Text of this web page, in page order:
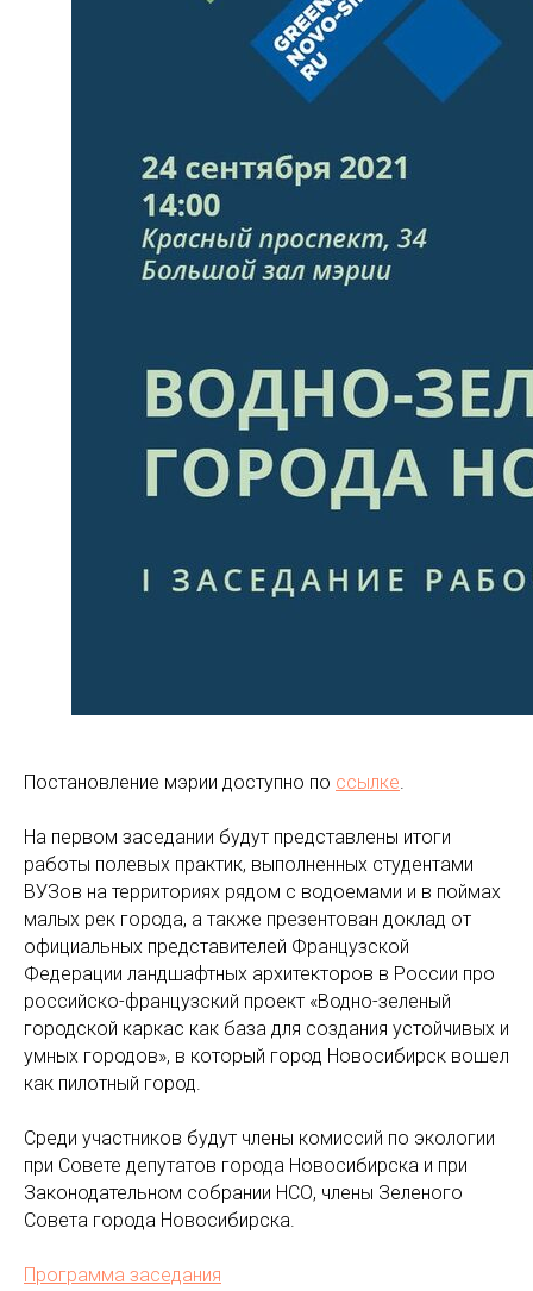
Постановление мэрии доступно по ссылке.
На первом заседании будут представлены итоги
работы полевых практик, выполненных студентами
ВУЗов на территориях рядом с водоемами и в поймах
малых рек города, а также презентован доклад от
официальных представителей Французской
Федерации ландшафтных архитекторов в России про
российско-французский проект «Водно-зеленый
городской каркас как база для создания устойчивых и
умных городов», в который город Новосибирск вошел
как пилотный город.
Среди участников будут члены комиссий по экологии
при Совете депутатов города Новосибирска и при
Законодательном собрании НСО, члены Зеленого
Совета города Новосибирска.
Программа заседания